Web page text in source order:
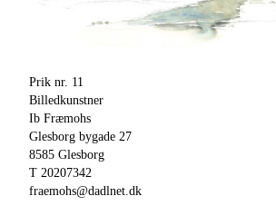
Prik nr. 11
Billedkunstner
Ib Fræmohs
Glesborg bygade 27
8585 Glesborg
T 20207342
fraemohs@dadlnet.dk